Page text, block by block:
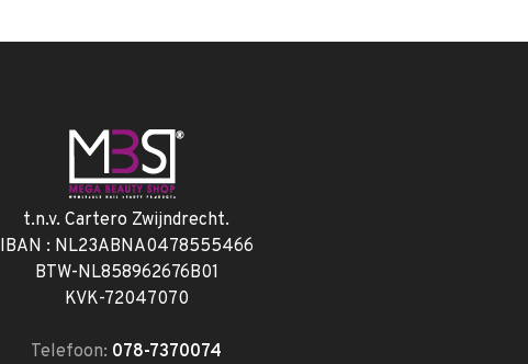
t.n.v. Cartero Zwijndrecht.
IBAN : NL23ABNA0478555466
BTW-NL858962676B01
KVK-72047070
Telefoon: 078-7370074